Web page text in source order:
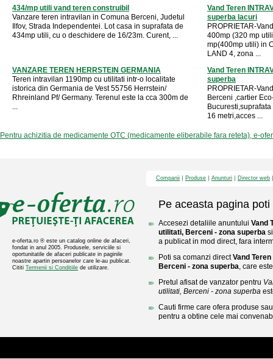
434/mp utili vand teren construibil
Vanzare teren intravilan in Comuna Berceni, Judetul
Ilfov, Strada Independentei. Lot casa in suprafata de
434mp utili, cu o deschidere de 16/23m. Curent, ...
Vand Teren
superba lacuri
PROPRIETAR-
400mp (320 mp
mp(400mp utili) in
LAND 4, zona ...
VANZARE TEREN HERRSTEIN GERMANIA
Teren intravilan 1190mp cu utilitati intr-o localitate
istorica din Germania de Vest 55756 Herrstein/
Rhreinland Pf/ Germany. Terenul este la cca 300m de
...
Vand Teren
superba
PROPRIETAR-
Berceni ,cartier
16 metri,acces ...
Pentru achizitia de medicamente OTC (medicamente eliberabile fara reteta), e-
e-oferta.ro ® este un catalog online de afaceri,
fondat in anul 2005. Produsele, serviciile si
oportunitatile de afaceri publicate in paginile
noastre apartin persoanelor care le-au publicat.
Cititi Termenii si Conditiile de utilizare.
Companii Produse Anunturi Director web
Pe aceasta pagina poti
Accesezi detaliile anuntului Vand
utilitati, Berceni - zona superba
a publicat in mod direct, fara
Poti sa comanzi directVand
Berceni - zona superba, care
Pretul afisat de vanzator pentru
utilitati, Berceni - zona superba
Cauti firme care ofera produse
pentru a obtine cele mai